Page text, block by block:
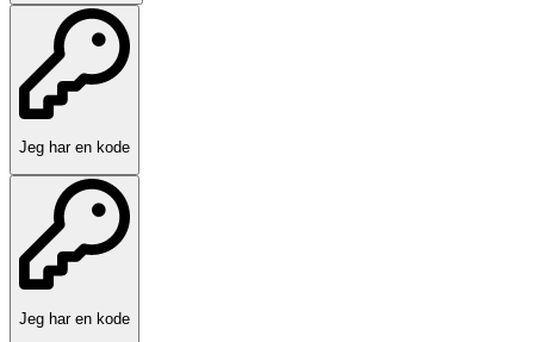
Jeg har en kode
Jeg har en kode